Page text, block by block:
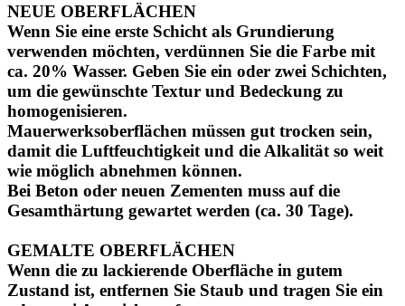
NEUE OBERFLÄCHEN
Wenn Sie eine erste Schicht als Grundierung
verwenden möchten, verdünnen Sie die Farbe mit
ca. 20% Wasser. Geben Sie ein oder zwei Schichten,
um die gewünschte Textur und Bedeckung zu
homogenisieren.
Mauerwerksoberflächen müssen gut trocken sein,
damit die Luftfeuchtigkeit und die Alkalität so weit
wie möglich abnehmen können.
Bei Beton oder neuen Zementen muss auf die
Gesamthärtung gewartet werden (ca. 30 Tage).
GEMALTE OBERFLÄCHEN
Wenn die zu lackierende Oberfläche in gutem
Zustand ist, entfernen Sie Staub und tragen Sie ein